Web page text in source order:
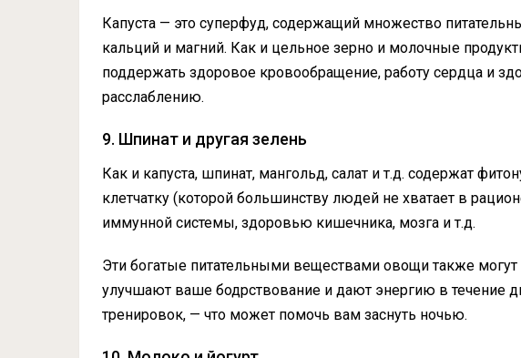
Капуста — это суперфуд, содержащий множество
кальций и магний. Как и цельное зерно и молочные
поддержать здоровое кровообращение, работу сердца и
расслаблению.
9. Шпинат и другая зелень
Как и капуста, шпинат, мангольд, салат и т.д. содержат
клетчатку (которой большинству людей не хватает в
иммунной системы, здоровью кишечника, мозга и т.д.
Эти богатые питательными веществами овощи также
улучшают ваше бодрствование и дают энергию в течение
тренировок, — что может помочь вам заснуть ночью.